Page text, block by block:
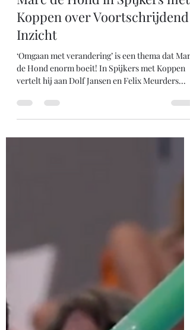
20 okt 2018 1 minuten om te lezen
Marc de Hond in Spijkers met
Koppen over Voortschrijdend
Inzicht
de Hond enorm boeit! In Spijkers met Koppen
vertelt hij aan Dolf Jansen en Felix Meurders...